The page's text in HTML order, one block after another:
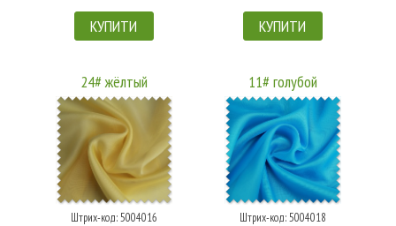
КУПИТИ КУПИТИ
24# жёлтый
Штрих-код: 5004016
11# голубой
Штрих-код: 5004018